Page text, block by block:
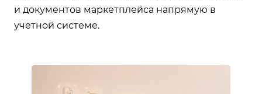
и документов маркетплейса напрямую в
учетной системе.